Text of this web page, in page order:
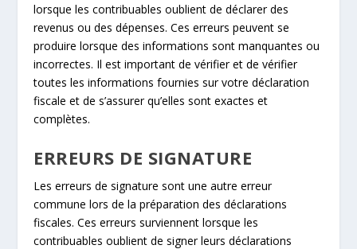
lorsque les contribuables oublient de déclarer des
revenus ou des dépenses. Ces erreurs peuvent se
produire lorsque des informations sont manquantes ou
incorrectes. Il est important de vérifier et de vérifier
toutes les informations fournies sur votre déclaration
fiscale et de s’assurer qu’elles sont exactes et
complètes.
ERREURS DE SIGNATURE
Les erreurs de signature sont une autre erreur
commune lors de la préparation des déclarations
fiscales. Ces erreurs surviennent lorsque les
contribuables oublient de signer leurs déclarations